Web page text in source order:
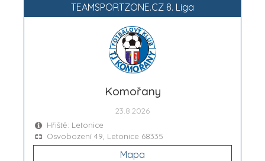
TEAMSPORTZONE.CZ 8. Liga
Komořany
23.8.2026
Hřiště: Letonice
Osvobození 49, Letonice 68335
Mapa